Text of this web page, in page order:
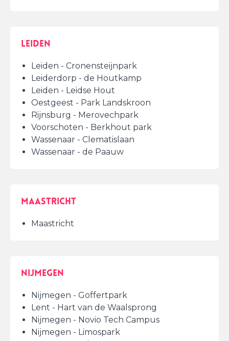
Leiden
Leiden - Cronensteijnpark
Leiderdorp - de Houtkamp
Leiden - Leidse Hout
Oestgeest - Park Landskroon
Rijnsburg - Merovechpark
Voorschoten - Berkhout park
Wassenaar - Clematislaan
Wassenaar - de Paauw
Maastricht
Maastricht
Nijmegen
Nijmegen - Goffertpark
Lent - Hart van de Waalsprong
Nijmegen - Novio Tech Campus
Nijmegen - Limospark